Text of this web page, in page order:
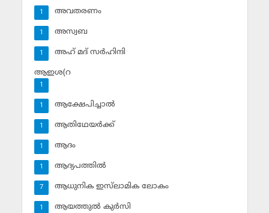
അവതരണം
1
അസ്വബ
1
അഹ് മദ് സര്‍ഹിന്ദി
1
ആഇശ(റ
1
ആക്ഷേപിച്ചാല്‍
1
ആതിഥേയര്‍ക്ക്
1
ആദം
1
ആദ്യപത്തില്‍
1
ആധുനിക ഇസ്‌ലാമിക ലോകം
7
ആയത്തുല്‍ കുര്‍സി
1